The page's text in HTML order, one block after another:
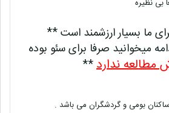
بی نظیره
ما بسیار ارزشمند است **
میخوانید صرفا برای سئو بوده
مطالعه ندارد**
بومی و گردشگران می باشد .